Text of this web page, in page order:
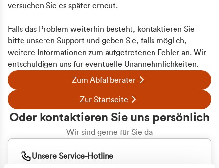
versuchen Sie es später erneut.
Falls das Problem weiterhin besteht, kontaktieren Sie
bitte unseren Support und geben Sie, falls möglich,
weitere Informationen zum aufgetretenen Fehler an. Wir
entschuldigen uns für eventuelle Unannehmlichkeiten.
Zum Abfallberater
Zur Startseite
Oder kontaktieren Sie uns persönlich
Wir sind gerne für Sie da
Unsere Service-Hotline